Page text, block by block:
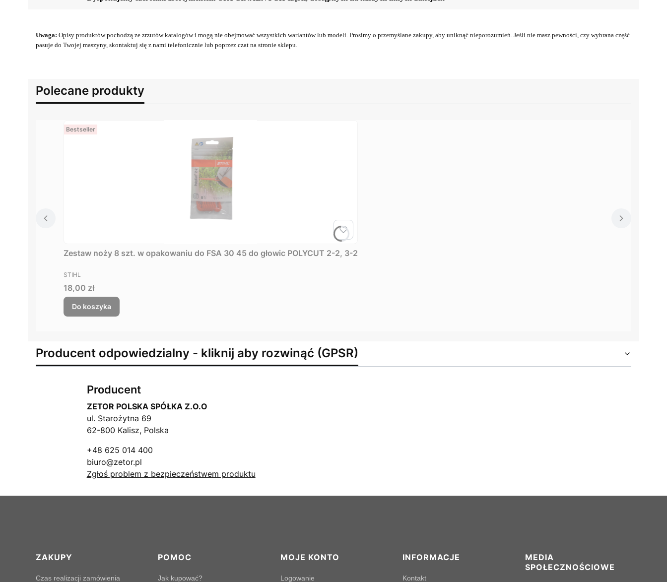
Uwaga: Opisy produktów pochodzą ze zrzutów katalogów i mogą nie obejmować wszystkich wariantów lub modeli. Prosimy o przemyślane zakupy, aby uniknąć nieporozumień. Jeśli nie masz pewności, czy wybrana część
pasuje do Twojej maszyny, skontaktuj się z nami telefonicznie lub poprzez czat na stronie sklepu.
Polecane produkty
Bestseller
Zestaw noży 8 szt. w opakowaniu do FSA 30 45 do głowic POLYCUT 2-2, 3-2
PRODUCENT
STIHL
Cena
18,00 zł
Do koszyka
Producent odpowiedzialny - kliknij aby rozwinąć (GPSR)
Producent
ZETOR POLSKA SPÓŁKA Z.O.O
ul. Starożytna 69
62-800 Kalisz, Polska
+48 625 014 400
biuro@zetor.pl
Zgłoś problem z bezpieczeństwem produktu
Linki w stopce
ZAKUPY
Czas realizacji zamówienia
POMOC
Jak kupować?
MOJE KONTO
Logowanie
INFORMACJE
Kontakt
MEDIA
SPOŁECZNOŚCIOWE